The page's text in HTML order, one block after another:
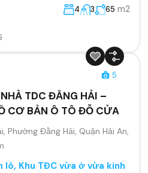
4 3 65 m2
5
TDC ĐẰNG HẢI –
CƠ BẢN Ô TÔ ĐỖ CỬA
Phường Đằng Hải, Quận Hải An,
lô, Khu TĐC vừa ở vừa kinh